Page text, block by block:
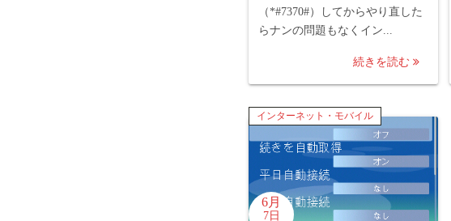
（*#7370#）してからやり直した
らナンの問題もなくイン...
続きを読む
インターネット・モバイル
6月
7日